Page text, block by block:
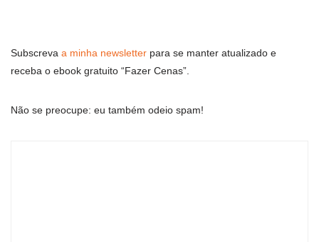
Subscreva a minha newsletter para se manter atualizado e
receba o ebook gratuito “Fazer Cenas”.
Não se preocupe: eu também odeio spam!